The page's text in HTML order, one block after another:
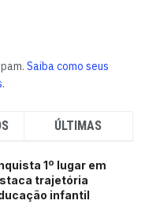
vai
e as empresas
do social no
destaque entre as
acrescentando que
em um modelo
Saiba como seus
.
ÚLTIMAS
1º lugar em
trajetória
infantil